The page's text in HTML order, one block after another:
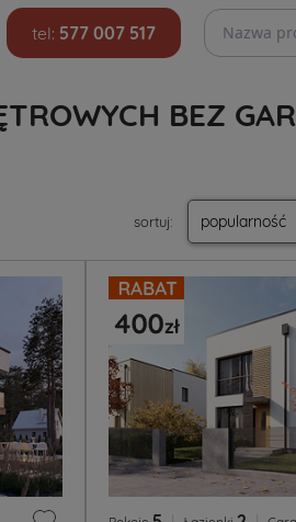
tel: 577 007 517
Szukaj
BEZ
sortuj: